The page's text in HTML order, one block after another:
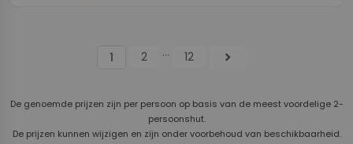
1 2 ... 12 chevron_right
De genoemde prijzen zijn per persoon op basis van de meest voordelige 2-
persoonshut.
De prijzen kunnen wijzigen en zijn onder voorbehoud van beschikbaarheid.